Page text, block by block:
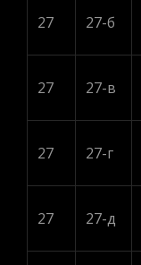
27 27-б
27 27-в
27 27-г
27 27-д